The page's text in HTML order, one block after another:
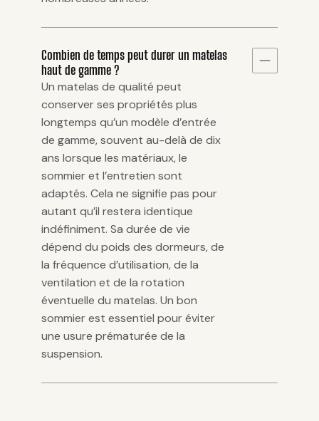
Combien de temps peut durer un matelas
haut de gamme ?
Un matelas de qualité peut
conserver ses propriétés plus
longtemps qu’un modèle d’entrée
de gamme, souvent au-delà de dix
ans lorsque les matériaux, le
sommier et l’entretien sont
adaptés. Cela ne signifie pas pour
autant qu’il restera identique
indéfiniment. Sa durée de vie
dépend du poids des dormeurs, de
la fréquence d’utilisation, de la
ventilation et de la rotation
éventuelle du matelas. Un bon
sommier est essentiel pour éviter
une usure prématurée de la
suspension.